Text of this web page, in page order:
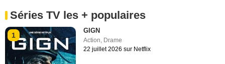
Séries TV les + populaires
1
GIGN
Action, Drame
22 juillet 2026 sur Netflix